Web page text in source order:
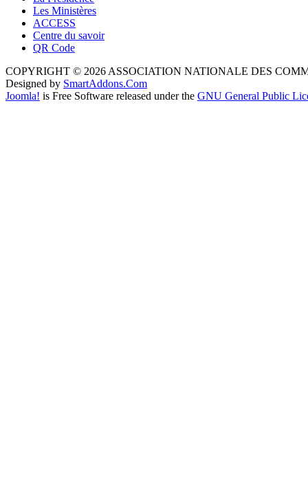
Les Ministères
ACCESS
Centre du savoir
QR Code
COPYRIGHT © 2026 ASSOCIATION NATIONALE DES
Designed by SmartAddons.Com
Joomla! is Free Software released under the GNU General Public